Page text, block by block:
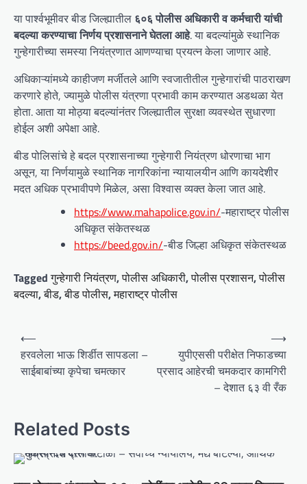
या पार्श्वभूमीवर बीड जिल्ह्यातील ६०६ पोलीस अधिकारी व कर्मचारी यांची
बदल्या करण्याचा निर्णय प्रशासनाने घेतला आहे. या बदल्यांमुळे स्थानिक
गुन्हेगारीच्या समस्या नियंत्रणात आणण्याचा प्रयत्न केला जाणार आहे.
अधिकाऱ्यांमध्ये काहीजण मर्जीतले आणि स्वजातीतील गुन्हेगारांची पाठराखण
करणारे होते, ज्यामुळे पोलीस यंत्रणा प्रभावी काम करण्यात अडथळा येत
होता. आता या मोठ्या बदल्यांनंतर जिल्ह्यातील सुरक्षा व्यवस्थेत सुधारणा
होईल अशी अपेक्षा आहे.
बीड पोलिसांचे हे बदल प्रशासनाच्या गुन्हेगारी नियंत्रण धोरणाचा भाग
असून, या निर्णयामुळे स्थानिक नागरिकांना न्यायालयीन आणि कायदेशीर
मदत अधिक प्रभावीपणे मिळेल, असा विश्वास व्यक्त केला जात आहे.
https://www.mahapolice.gov.in/-महाराष्ट्र पोलीस
अधिकृत संकेतस्थळ
https://beed.gov.in/-बीड जिल्हा अधिकृत संकेतस्थळ
Taggedगुन्हेगारी नियंत्रण,पोलीस अधिकारी,पोलीस प्रशासन,पोलीस
बदल्या,बीड,बीड पोलीस,महाराष्ट्र पोलीस
o
n
a
v
⟵
हरवलेला भाऊ शिर्डीत सापडला –
साईबाबांच्या कृपेचा चमत्कार
युपीएससी परीक्षेत निफाडच्या
प्रसाद आहेरची चमकदार कामगिरी
– देशात ६३ वी रँक
⟶
Related Posts